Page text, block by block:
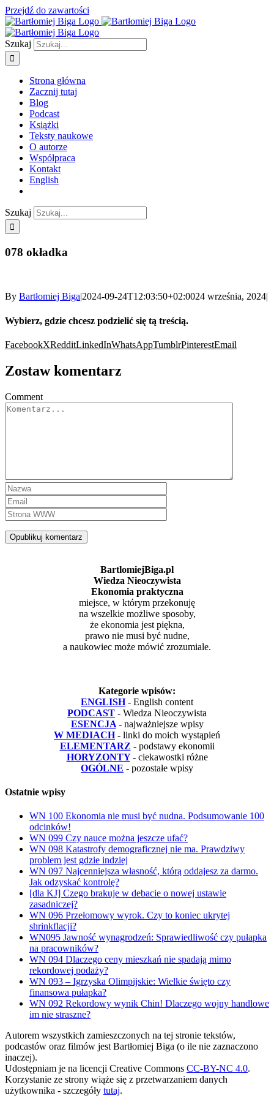
Przejdź do zawartości
Szukaj
Strona główna
Zacznij tutaj
Blog
Podcast
Książki
Teksty naukowe
O autorze
Współpraca
Kontakt
English
Szukaj
078 okładka
By Bartłomiej Biga|2024-09-24T12:03:50+02:0024 września, 2024|
Wybierz, gdzie chcesz podzielić się tą treścią.
FacebookXRedditLinkedInWhatsAppTumblrPinterestEmail
Zostaw komentarz
Comment
BartlomiejBiga.pl
Wiedza Nieoczywista
Ekonomia praktyczna
miejsce, w którym przekonuję
na wszelkie możliwe sposoby,
że ekonomia jest piękna,
prawo nie musi być nudne,
a naukowiec może mówić zrozumiale.
Kategorie wpisów:
ENGLISH - English content
PODCAST - Wiedza Nieoczywista
ESENCJA - najważniejsze wpisy
W MEDIACH - linki do moich wystąpień
ELEMENTARZ - podstawy ekonomii
HORYZONTY - ciekawostki różne
OGÓLNE - pozostałe wpisy
Ostatnie wpisy
WN 100 Ekonomia nie musi być nudna. Podsumowanie 100
odcinków!
WN 099 Czy nauce można jeszcze ufać?
WN 098 Katastrofy demograficznej nie ma. Prawdziwy
problem jest gdzie indziej
WN 097 Najcenniejsza własność, którą oddajesz za darmo.
Jak odzyskać kontrolę?
[dla KJ] Czego brakuje w debacie o nowej ustawie
zasadniczej?
WN 096 Przełomowy wyrok. Czy to koniec ukrytej
shrinkflacji?
WN095 Jawność wynagrodzeń: Sprawiedliwość czy pułapka
na pracowników?
WN 094 Dlaczego ceny mieszkań nie spadają mimo
rekordowej podaży?
WN 093 – Igrzyska Olimpijskie: Wielkie święto czy
finansowa pułapka?
WN 092 Rekordowy wynik Chin! Dlaczego wojny handlowe
im nie straszne?
Autorem wszystkich zamieszczonych na tej stronie tekstów,
podcastów oraz filmów jest Bartłomiej Biga (o ile nie zaznaczono
inaczej).
Udostępniam je na licencji Creative Commons CC-BY-NC 4.0.
Korzystanie ze strony wiąże się z przetwarzaniem danych
użytkownika - szczegóły tutaj.